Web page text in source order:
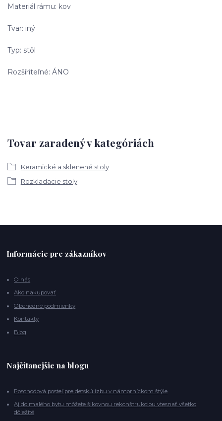
Materiál rámu: kov
Tvar: iný
Typ: stôl
Rozšíriteľné: ÁNO
Tovar zaradený v kategóriách
Keramické a sklenené stoly
Rozkladacie stoly
Informácie pre zákazníkov
O nás
Ako nakupovať
Obchodné podmienky
Kontakty
Blog
Najčítanejšie na blogu
Poschodová posteľ pre detskú izbu v námorníckom štýle
Aj do malého bytu môžete šikovnou rekonštrukciou vtesnať všetko
dôležité